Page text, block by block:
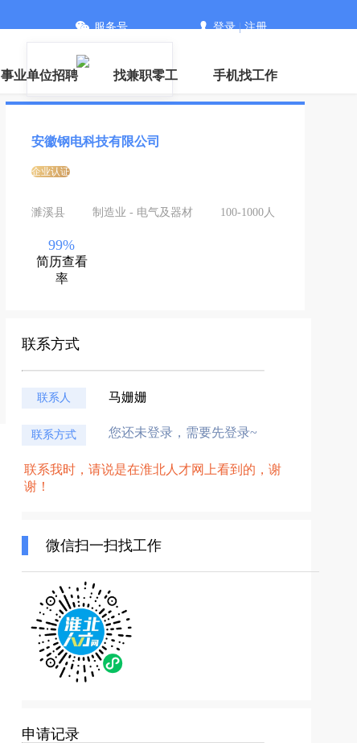
服务号 登录|注册
事业单位招聘 找兼职零工 手机找工作
安徽钢电科技有限公司
企业认证
濉溪县 制造业 - 电气及器材 100-1000人
99%
简历查看
率
联系方式
联系人 马姗姗
联系方式 您还未登录，需要先登录~
联系我时，请说是在淮北人才网上看到的，谢
谢！
微信扫一扫找工作
申请记录